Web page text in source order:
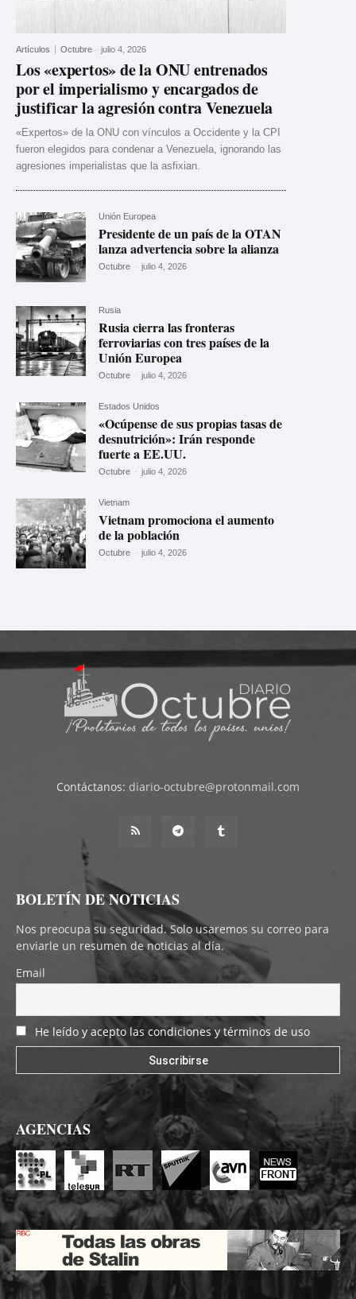
Artículos Octubre - julio 4, 2026
Los «expertos» de la ONU entrenados
por el imperialismo y encargados de
justificar la agresión contra Venezuela
«Expertos» de la ONU con vínculos a Occidente y la CPI
fueron elegidos para condenar a Venezuela, ignorando las
agresiones imperialistas que la asfixian.
Unión Europea
Presidente de un país de la OTAN
lanza advertencia sobre la alianza
Octubre - julio 4, 2026
Rusia
Rusia cierra las fronteras
ferroviarias con tres países de la
Unión Europea
Octubre - julio 4, 2026
Estados Unidos
«Ocúpense de sus propias tasas de
desnutrición»: Irán responde
fuerte a EE.UU.
Octubre - julio 4, 2026
Vietnam
Vietnam promociona el aumento
de la población
Octubre - julio 4, 2026
Contáctanos: diario-octubre@protonmail.com
BOLETÍN DE NOTICIAS
Nos preocupa su seguridad. Solo usaremos su correo para
enviarle un resumen de noticias al día.
Email
He leído y acepto las condiciones y términos de uso
AGENCIAS